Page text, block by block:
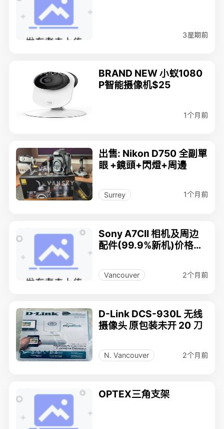
3星期前
BRAND NEW 小蚁1080
P智能摄像机$25
1个月前
出售: Nikon D750 全副單
眼 +鏡頭+閃燈+周邊
Surrey 1个月前
Sony A7CII 相机及周边
配件(99.9%新机)价格优
Vancouver 2个月前
D-Link DCS-930L 无线
摄像头 原包装未开 20 刀
N. Vancouver 2个月前
OPTEX三角支架